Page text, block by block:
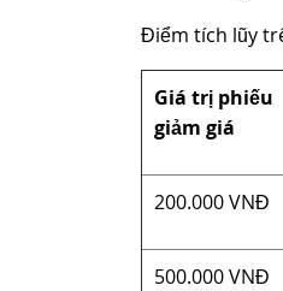
Điểm tích lũy
Giá trị phiếu
giảm giá
200.000 VNĐ
500.000 VNĐ